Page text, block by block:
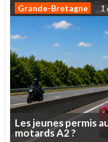
Grande-Bretagne 1
Lesjeunespermis
motardsA2?